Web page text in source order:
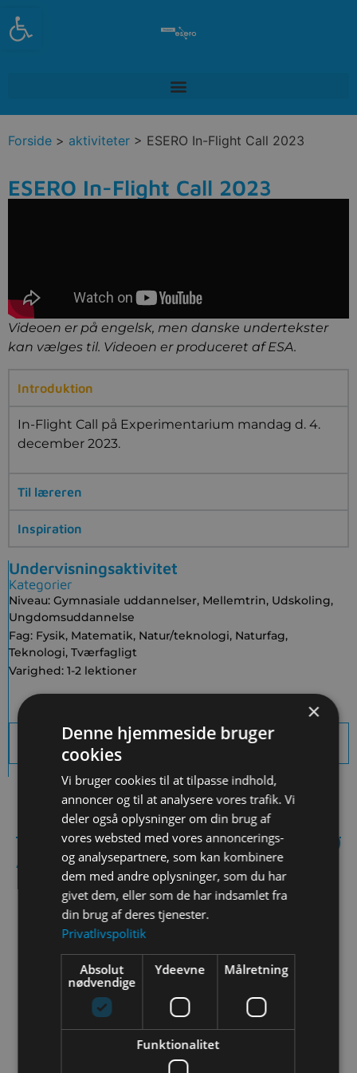
Open toolbar
Forside > aktiviteter > ESERO In-Flight Call 2023
ESERO In-Flight Call 2023
Videoen er på engelsk, men danske undertekster
kan vælges til. Videoen er produceret af ESA.
Introduktion
In-Flight Call på Experimentarium mandag d. 4.
december 2023.
Til læreren
Inspiration
Undervisningsaktivitet
Kategorier
Niveau: Gymnasiale uddannelser, Mellemtrin, Udskoling,
Ungdomsuddannelse
Fag: Fysik, Matematik, Natur/teknologi, Naturfag,
Teknologi, Tværfagligt
Varighed: 1-2 lektioner
Download sidens indhold som PDF
Andre aktiviteter:
ESA-satellitbilleder i
geografiundervisningen
×
Denne hjemmeside bruger
cookies
Vi bruger cookies til at tilpasse indhold,
annoncer og til at analysere vores trafik. Vi
deler også oplysninger om din brug af
vores websted med vores annoncerings-
og analysepartnere, som kan kombinere
dem med andre oplysninger, som du har
givet dem, eller som de har indsamlet fra
din brug af deres tjenester.
Privatlivspolitik
Absolut
nødvendige
Ydeevne Målretning
Funktionalitet